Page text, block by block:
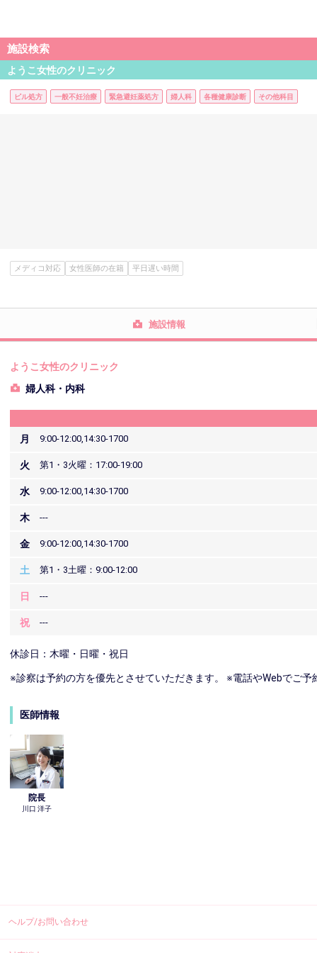
施設検索
ようこ女性のクリニック
ピル処方 一般不妊治療 緊急避妊薬処方 婦人科 各種健康診断 その他科目
メディコ対応 女性医師の在籍 平日遅い時間
施設情報
ようこ女性のクリニック
婦人科・内科
月 9:00-12:00,14:30-1700
火 第1・3火曜：17:00-19:00
水 9:00-12:00,14:30-1700
木 ---
金 9:00-12:00,14:30-1700
土 第1・3土曜：9:00-12:00
日 ---
祝 ---
休診日：木曜・日曜・祝日
※診察は予約の方を優先とさせていただきます。 ※電話やWebでご予
医師情報
院長
川口 洋子
ヘルプ/お問い合わせ